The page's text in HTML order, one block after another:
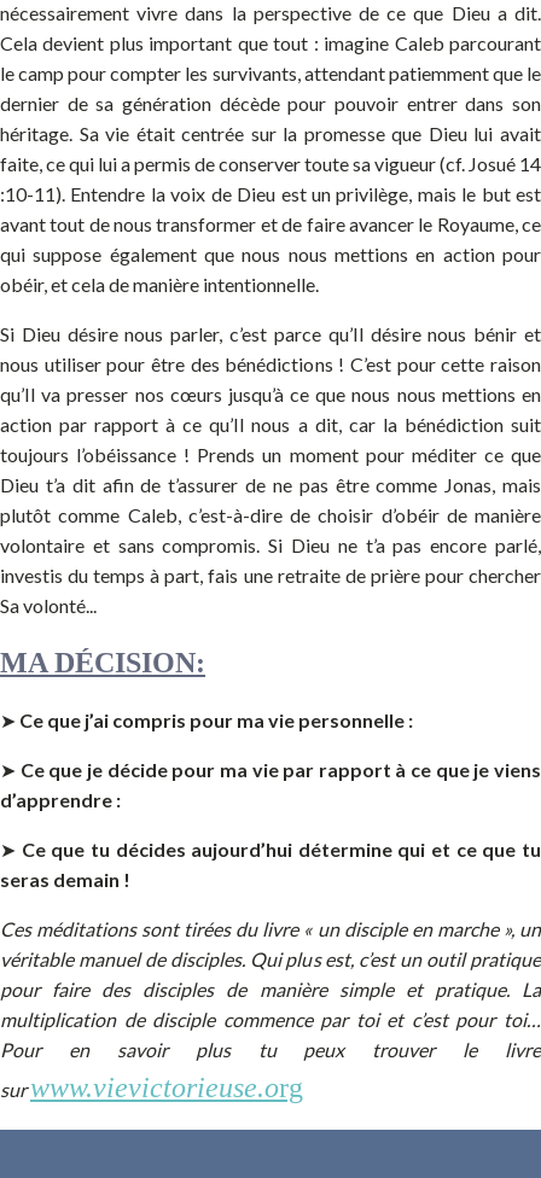
nécessairement vivre dans la perspective de ce que Dieu a dit.
Cela devient plus important que tout : imagine Caleb parcourant
le camp pour compter les survivants, attendant patiemment que le
dernier de sa génération décède pour pouvoir entrer dans son
héritage. Sa vie était centrée sur la promesse que Dieu lui avait
faite, ce qui lui a permis de conserver toute sa vigueur (cf. Josué 14
:10-11). Entendre la voix de Dieu est un privilège, mais le but est
avant tout de nous transformer et de faire avancer le Royaume, ce
qui suppose également que nous nous mettions en action pour
obéir, et cela de manière intentionnelle.
Si Dieu désire nous parler, c’est parce qu’Il désire nous bénir et
nous utiliser pour être des bénédictions ! C’est pour cette raison
qu’Il va presser nos cœurs jusqu’à ce que nous nous mettions en
action par rapport à ce qu’Il nous a dit, car la bénédiction suit
toujours l’obéissance ! Prends un moment pour méditer ce que
Dieu t’a dit afin de t’assurer de ne pas être comme Jonas, mais
plutôt comme Caleb, c’est-à-dire de choisir d’obéir de manière
volontaire et sans compromis. Si Dieu ne t’a pas encore parlé,
investis du temps à part, fais une retraite de prière pour chercher
Sa volonté...
MA DÉCISION:
➤ Ce que j’ai compris pour ma vie personnelle :
➤ Ce que je décide pour ma vie par rapport à ce que je viens
d’apprendre :
➤ Ce que tu décides aujourd’hui détermine qui et ce que tu
seras demain !
Ces méditations sont tirées du livre « un disciple en marche », un
véritable manuel de disciples. Qui plus est, c’est un outil pratique
pour faire des disciples de manière simple et pratique. La
multiplication de disciple commence par toi et c’est pour toi…
Pour en savoir plus tu peux trouver le livre
surwww.vievictorieuse.org